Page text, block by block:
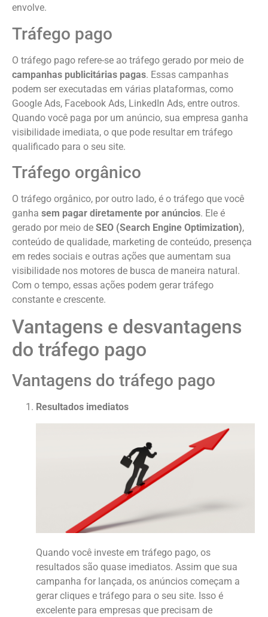
envolve.
Tráfego pago
O tráfego pago refere-se ao tráfego gerado por meio de
campanhas publicitárias pagas. Essas campanhas
podem ser executadas em várias plataformas, como
Google Ads, Facebook Ads, LinkedIn Ads, entre outros.
Quando você paga por um anúncio, sua empresa ganha
visibilidade imediata, o que pode resultar em tráfego
qualificado para o seu site.
Tráfego orgânico
O tráfego orgânico, por outro lado, é o tráfego que você
ganha sem pagar diretamente por anúncios. Ele é
gerado por meio de SEO (Search Engine Optimization),
conteúdo de qualidade, marketing de conteúdo, presença
em redes sociais e outras ações que aumentam sua
visibilidade nos motores de busca de maneira natural.
Com o tempo, essas ações podem gerar tráfego
constante e crescente.
Vantagens e desvantagens
do tráfego pago
Vantagens do tráfego pago
Resultados imediatos
Quando você investe em tráfego pago, os
resultados são quase imediatos. Assim que sua
campanha for lançada, os anúncios começam a
gerar cliques e tráfego para o seu site. Isso é
excelente para empresas que precisam de